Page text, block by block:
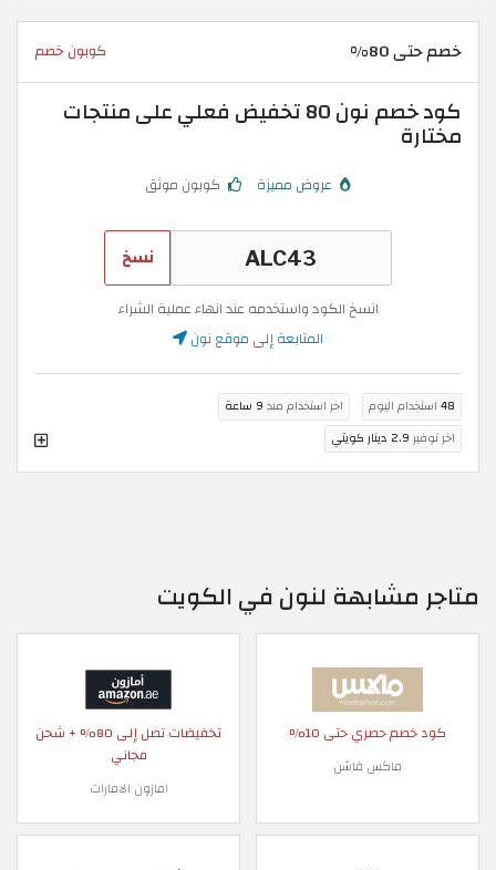
خصم حتى 80% كوبون خصم
كود خصم نون 80 تخفيض فعلي على منتجات
مختارة
عروض مميزة كوبون موثق
نسخ
انسخ الكود واستخدمه عند انهاء عملية الشراء
المتابعة إلى موقع نون
48 استخدام اليوم اخر استخدام منذ 9 ساعة
اخر توفير 2.9 دينار كويتي
متاجر مشابهة لنون في الكويت
كود خصم حصري حتى 10%
ماكس فاشن
تخفيضات تصل إلى 80% + شحن
مجاني
امازون الامارات